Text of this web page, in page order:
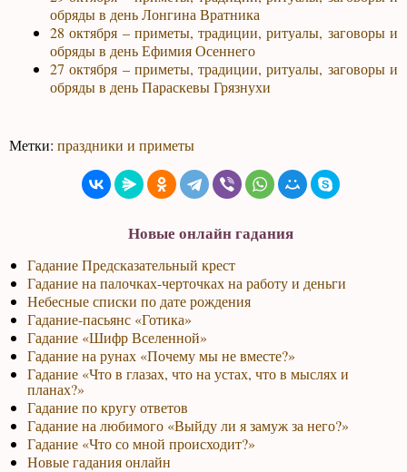
обряды в день Лонгина Вратника
28 октября – приметы, традиции, ритуалы, заговоры и
обряды в день Ефимия Осеннего
27 октября – приметы, традиции, ритуалы, заговоры и
обряды в день Параскевы Грязнухи
Метки:праздники и приметы
Новые онлайн гадания
Гадание Предсказательный крест
Гадание на палочках-черточках на работу и деньги
Небесные списки по дате рождения
Гадание-пасьянс «Готика»
Гадание «Шифр Вселенной»
Гадание на рунах «Почему мы не вместе?»
Гадание «Что в глазах, что на устах, что в мыслях и
планах?»
Гадание по кругу ответов
Гадание на любимого «Выйду ли я замуж за него?»
Гадание «Что со мной происходит?»
Новые гадания онлайн